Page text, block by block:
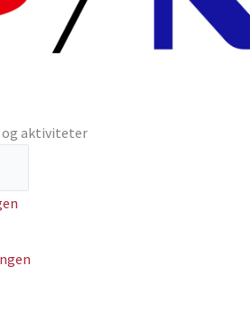
og aktiviteter